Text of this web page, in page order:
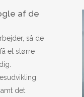
af de
så de
et større
det